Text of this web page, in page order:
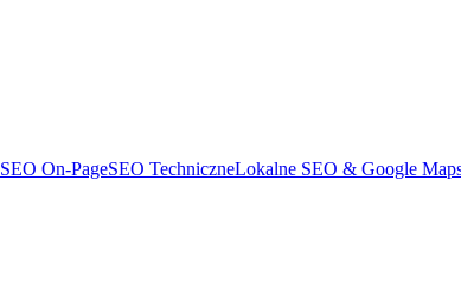
SEO On-PageSEO TechniczneLokalne SEO & Google